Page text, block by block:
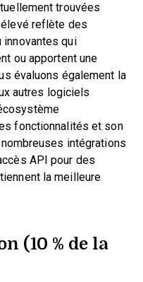
trouvées
élevé reflète des
qui
ou apportent une
évaluons également la
autres logiciels
fonctionnalités et son
intégrations
API pour des
la meilleure
(10 % de la